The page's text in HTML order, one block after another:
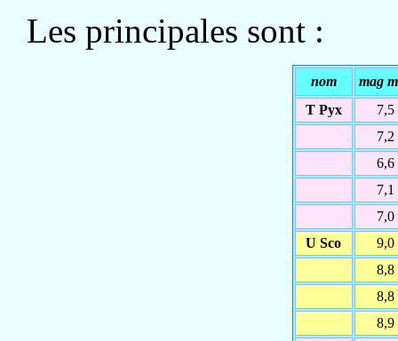
Les principales sont :
nom
mag
T Pyx
7,5
7,2
6,6
7,1
7,0
U Sco
9,0
8,8
8,8
8,9